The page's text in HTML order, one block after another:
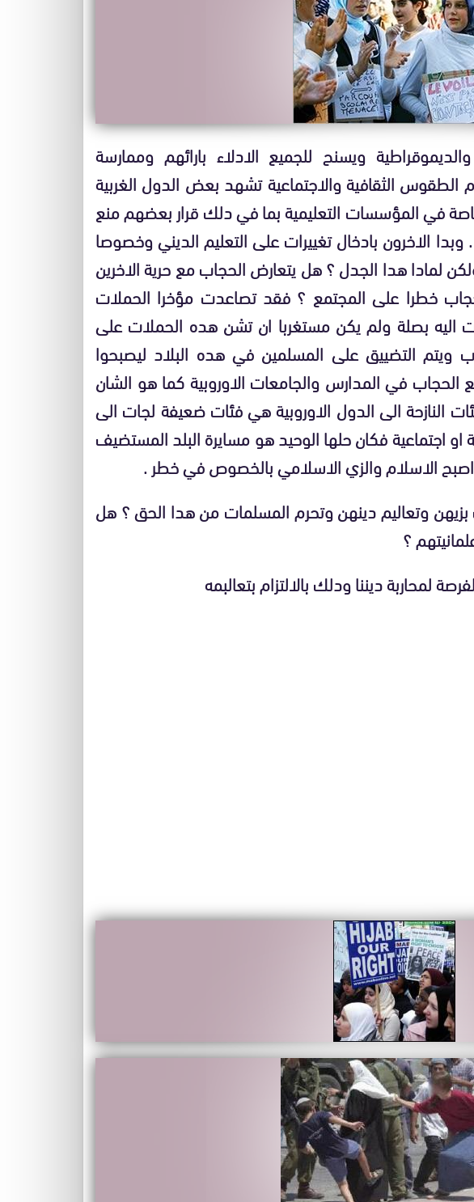
ويسنح للجميع الادلاء بارائهم وممارسة
الطقوس الثقافية والاجتماعية تشهد بعض الدول الغربية
في المؤسسات التعليمية بما في دلك قرار بعضهم منع
الاخرون بادخال تغييرات على التعليم الديني وخصوصا
لمادا هدا الجدل ؟ هل يتعارض الحجاب مع حرية الاخرين
خطرا على المجتمع ؟ فقد تصاعدت مؤخرا الحملات
بصلة ولم يكن مستغربا ان تشن هده الحملات على
ويتم التضييق على المسلمين في هده البلاد ليصبحوا
في المدارس والجامعات الاوروبية كما هو الشان
النازحة الى الدول الاوروبية هي فئات ضعيفة لجات الى
او اجتماعية فكان حلها الوحيد هو مسايرة البلد المستضيف
اصبح الاسلام والزي الاسلامي بالخصوص في خطر .
بزيهن وتعاليم دينهن وتحرم المسلمات من هدا الحق ؟ هل
؟
لمحاربة ديننا ودلك بالالتزام بتعالبمه